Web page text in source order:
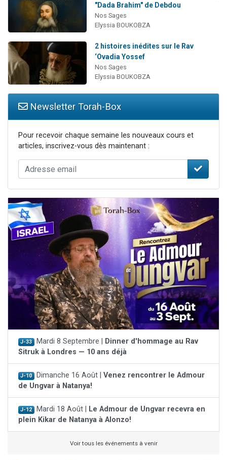
"Dada Brahim" de Debdou
Nos Sages
Elyssia BOUKOBZA
2 histoires inédites sur le Rav
‘Ovadia Yossef
Nos Sages
Elyssia BOUKOBZA
Newsletter Torah-Box
Pour recevoir chaque semaine les nouveaux cours et
articles, inscrivez-vous dès maintenant :
J-33 Mardi 8 Septembre |
Dinner d'hommage au Rav
Sitruk à Londres — 10 ans déjà
J-10 Dimanche 16 Août | Venez rencontrer le Admour
de Ungvar à Natanya!
J-12 Mardi 18 Août |
Le Admour de Ungvar recevra en
plein Kikar de Natanya à Alonzo!
Voir tous les événements à venir